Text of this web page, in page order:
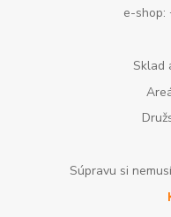
e-shop:
Sklad
Súpravu si